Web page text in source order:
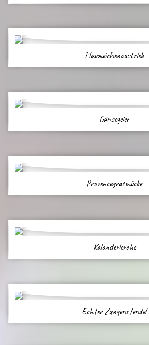
Flaumeichenaustrieb
Gänsegeier
Provencegrasmücke
Kalanderlerche
Echter Zungenstendel